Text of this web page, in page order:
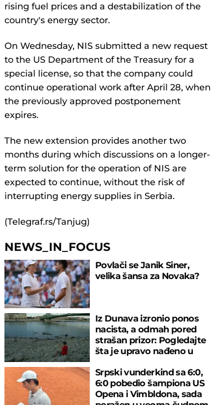
rising fuel prices and a destabilization of the
country's energy sector.
On Wednesday, NIS submitted a new request
to the US Department of the Treasury for a
special license, so that the company could
continue operational work after April 28, when
the previously approved postponement
expires.
The new extension provides another two
months during which discussions on a longer-
term solution for the operation of NIS are
expected to continue, without the risk of
interrupting energy supplies in Serbia.
(Telegraf.rs/Tanjug)
NEWS_IN_FOCUS
Povlači se Janik Siner,
velika šansa za Novaka?
Iz Dunava izronio ponos
nacista, a odmah pored
strašan prizor: Pogledajte
šta je upravo nađeno u
Srpski vunderkind sa 6:0,
6:0 pobedio šampiona US
Opena i Vimbldona, sada